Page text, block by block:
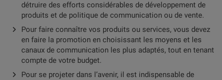
détruire des efforts considérables de développement de
produits et de politique de communication ou de vente.
Pour faire connaître vos produits ou services, vous devez
en faire la promotion en choisissant les moyens et les
canaux de communication les plus adaptés, tout en tenant
compte de votre budget.
Pour se projeter dans l’avenir, il est indispensable de